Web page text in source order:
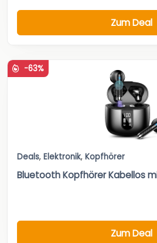
Zum Deal
-63%
Deals, Elektronik, Kopfhörer
Bluetooth Kopfhörer Kabellos
Zum Deal